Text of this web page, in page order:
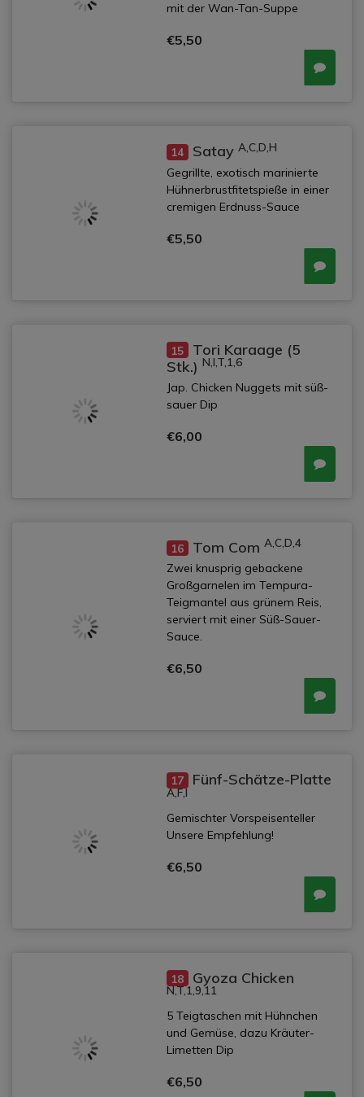
mit der Wan-Tan-Suppe
€5,50
14 Satay A,C,D,H
Gegrillte, exotisch marinierte
Hühnerbrustfitetspieße in einer
cremigen Erdnuss-Sauce
€5,50
15 Tori Karaage (5
Stk.) N,I,T,1,6
Jap. Chicken Nuggets mit süß-
sauer Dip
€6,00
16 Tom Com A,C,D,4
Zwei knusprig gebackene
Großgarnelen im Tempura-
Teigmantel aus grünem Reis,
serviert mit einer Süß-Sauer-
Sauce.
€6,50
17 Fünf-Schätze-Platte
A,F,I
Gemischter Vorspeisenteller
Unsere Empfehlung!
€6,50
18 Gyoza Chicken
N,T,1,9,11
5 Teigtaschen mit Hühnchen
und Gemüse, dazu Kräuter-
Limetten Dip
€6,50